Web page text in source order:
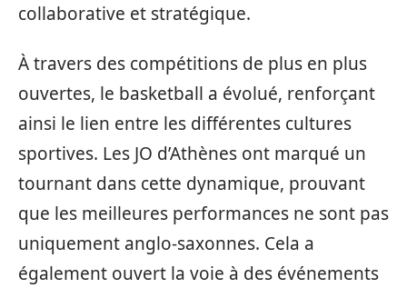
collaborative et stratégique.
À travers des compétitions de plus en plus
ouvertes, le basketball a évolué, renforçant
ainsi le lien entre les différentes cultures
sportives. Les JO d’Athènes ont marqué un
tournant dans cette dynamique, prouvant
que les meilleures performances ne sont pas
uniquement anglo-saxonnes. Cela a
également ouvert la voie à des événements